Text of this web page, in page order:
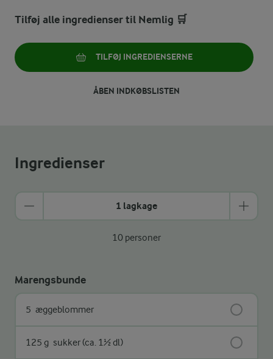
Tilføj alle ingredienser til Nemlig 🛒
TILFØJ INGREDIENSERNE
ÅBEN INDKØBSLISTEN
Ingredienser
1 lagkage
10 personer
Marengsbunde
5 æggeblommer
125 g sukker (ca. 1½ dl)